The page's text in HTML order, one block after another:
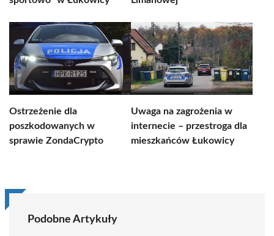
Ostrzeżenie dla
poszkodowanych w
sprawie ZondaCrypto
Uwaga na zagrożenia w
internecie – przestroga dla
mieszkańców Łukowicy
Podobne Artykuły